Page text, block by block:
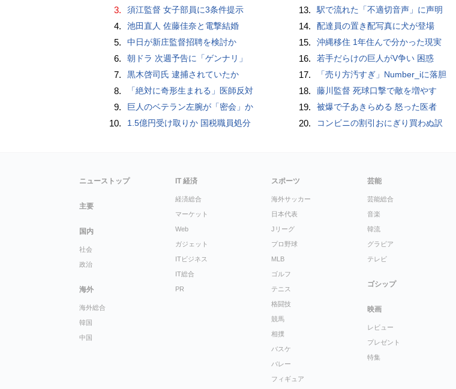
3. 須江監督 女子部員に3条件提示
4. 池田直人 佐藤佳奈と電撃結婚
5. 中日が新庄監督招聘を検討か
6. 朝ドラ 次週予告に「ゲンナリ」
7. 黒木啓司氏 逮捕されていたか
8. 「絶対に奇形生まれる」医師反対
9. 巨人のベテラン左腕が「密会」か
10. 1.5億円受け取りか 国税職員処分
13. 駅で流れた「不適切音声」に声明
14. 配達員の置き配写真に犬が登場
15. 沖縄移住 1年住んで分かった現実
16. 若手だらけの巨人がV争い 困惑
17. 「売り方汚すぎ」Number_iに落胆
18. 藤川監督 死球口撃で敵を増やす
19. 被爆で子あきらめる 怒った医者
20. コンビニの割引おにぎり買わぬ訳
ニューストップ
主要
国内
社会
政治
海外
海外総合
韓国
中国
IT 経済
経済総合
マーケット
Web
ガジェット
ITビジネス
IT総合
PR
スポーツ
海外サッカー
日本代表
Jリーグ
プロ野球
MLB
ゴルフ
テニス
格闘技
競馬
相撲
バスケ
バレー
フィギュア
芸能
芸能総合
音楽
韓流
グラビア
テレビ
ゴシップ
映画
レビュー
プレゼント
特集